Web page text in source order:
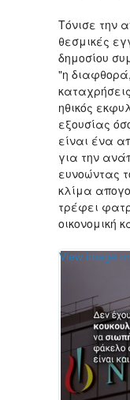
Τόνισε την
θεσμικές
δημοσίου
"η
ηθικός
εξουσίας
είναι ένα
για την
ευνοώντας
κλίμα
τρέφει
οικονομική
View image